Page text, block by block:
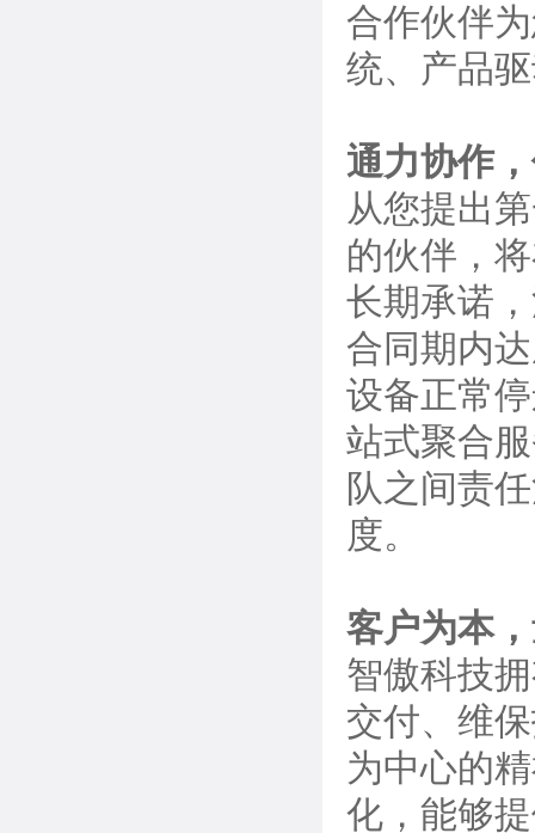
合作伙伴
统、产品
通力协作
从您提出
的伙伴，
长期承诺
合同期内
设备正常
站式聚合
队之间责
度。
客户为本
智傲科技
交付、维
为中心的
化，能够